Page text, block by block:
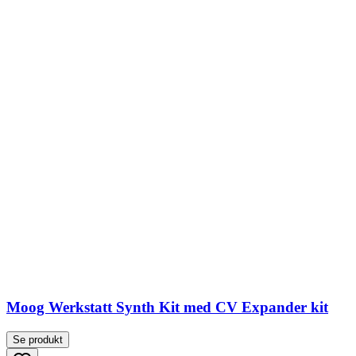
Moog Werkstatt Synth Kit med CV Expander kit
Se produkt